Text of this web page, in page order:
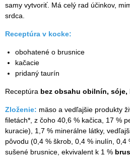
samy vytvoriť. Má celý rad účinkov,
srdca.
Receptúra v kocke:
obohatené o brusnice
kačacie
pridaný taurín
Receptúra bez obsahu obilnín, sóje,
Zloženie: mäso a vedľajšie produkty
filetách*, z čoho 40,6 % kačica, 17 %
kuracie), 1,7 % minerálne látky,
pôvodu (0,4 % škrob, 0,4 % inulín, 0,4
sušené brusnice, ekvivalent k 1 %